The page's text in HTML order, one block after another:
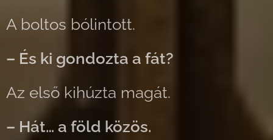
A boltos bólintott.
– És ki gondozta a fát?
Az első kihúzta magát.
– Hát… a föld közös.